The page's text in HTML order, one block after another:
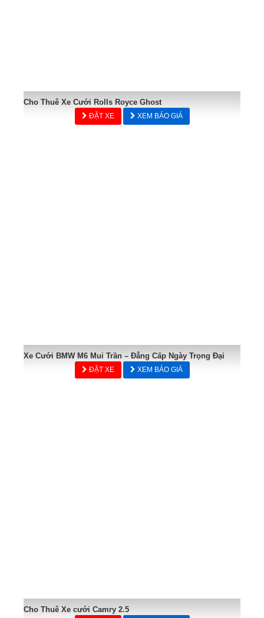
Cho Thuê Xe Cưới Rolls Royce Ghost
ĐẶT XE XEM BÁO GIÁ
Xe Cưới BMW M6 Mui Trần – Đẳng Cấp Ngày Trọng Đại
ĐẶT XE XEM BÁO GIÁ
Cho Thuê Xe cưới Camry 2.5